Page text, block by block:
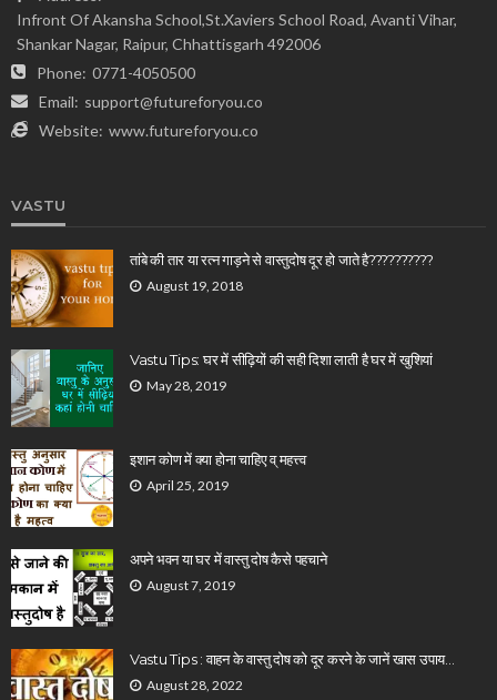
Infront Of Akansha School,St.Xaviers School Road, Avanti Vihar,
Shankar Nagar, Raipur, Chhattisgarh 492006
Phone: 0771-4050500
Email: support@futureforyou.co
Website: www.futureforyou.co
VASTU
तांबे की तार या रत्न गाड़ने से वास्तुदोष दूर हो जाते है??????????
August 19, 2018
Vastu Tips: घर में सीढ़ियों की सही दिशा लाती है घर में खुशियां
May 28, 2019
इशान कोण में क्या होना चाहिए व् महत्त्व
April 25, 2019
अपने भवन या घर में वास्तु दोष कैसे पहचाने
August 7, 2019
Vastu Tips : वाहन के वास्तु दोष को दूर करने के जानें खास उपाय…
August 28, 2022